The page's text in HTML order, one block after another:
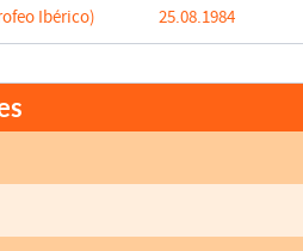
Ibérico) 25.08.1984